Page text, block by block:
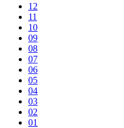
12
11
10
09
08
07
06
05
04
03
02
01